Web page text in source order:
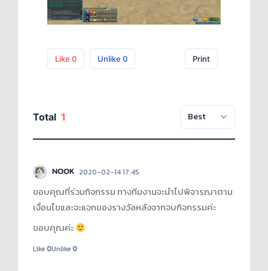
Like 0 Unlike 0 Print
Total 1
NOOK 2020-02-14 17:45
ขอบคุณที่ร่วมกิจกรรม ทางทีมงานจะนำไปพิจารณาตาม
เงื่อนไขและจะแจกของรางวัลหลังจากจบกิจกรรมค่ะ
ขอบคุณค่ะ
Like0Unlike0